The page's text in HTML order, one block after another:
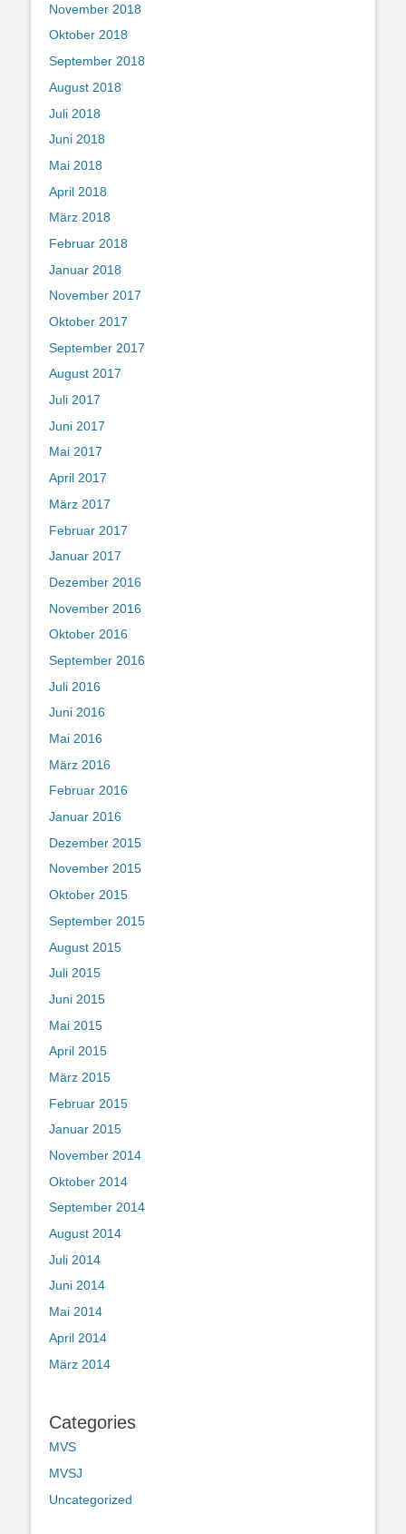
November 2018
Oktober 2018
September 2018
August 2018
Juli 2018
Juni 2018
Mai 2018
April 2018
März 2018
Februar 2018
Januar 2018
November 2017
Oktober 2017
September 2017
August 2017
Juli 2017
Juni 2017
Mai 2017
April 2017
März 2017
Februar 2017
Januar 2017
Dezember 2016
November 2016
Oktober 2016
September 2016
Juli 2016
Juni 2016
Mai 2016
März 2016
Februar 2016
Januar 2016
Dezember 2015
November 2015
Oktober 2015
September 2015
August 2015
Juli 2015
Juni 2015
Mai 2015
April 2015
März 2015
Februar 2015
Januar 2015
November 2014
Oktober 2014
September 2014
August 2014
Juli 2014
Juni 2014
Mai 2014
April 2014
März 2014
Categories
MVS
MVSJ
Uncategorized